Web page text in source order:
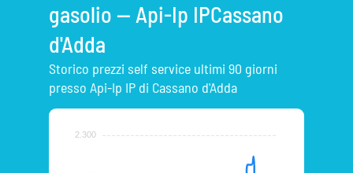
gasolio — Api-Ip IPCassano
d'Adda
Storico prezzi self service ultimi 90 giorni
presso Api-Ip IP di Cassano d'Adda